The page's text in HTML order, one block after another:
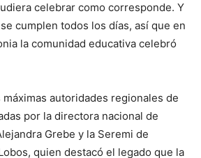
celebrar como corresponde. Y
cumplen todos los días, así que en
la comunidad educativa celebró
autoridades regionales de
por la directora nacional de
Grebe y la Seremi de
quien destacó el legado que la